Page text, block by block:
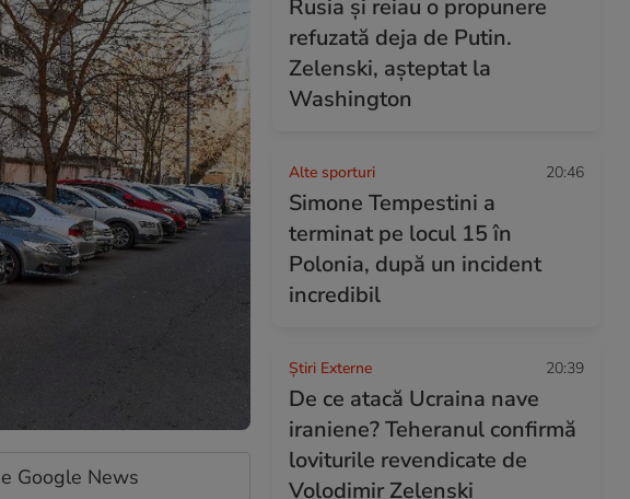
Google News
Rusia și reiau o propunere
refuzată deja de Putin.
Zelenski, așteptat la
Washington
Alte sporturi 20:46
Simone Tempestini a
terminat pe locul 15 în
Polonia, după un incident
incredibil
Știri Externe 20:39
De ce atacă Ucraina nave
iraniene? Teheranul confirmă
loviturile revendicate de
Volodimir Zelenski